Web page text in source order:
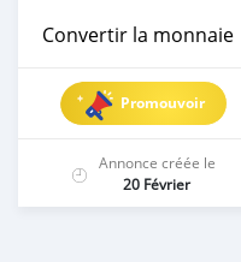
Convertir la monnaie
Promouvoir
Annonce créée le
20 Février